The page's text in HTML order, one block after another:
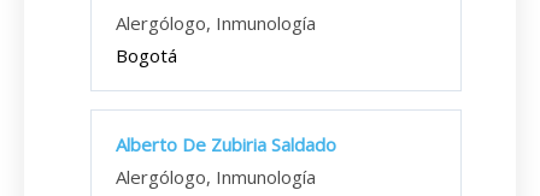
Alergólogo, Inmunología
Bogotá
Alberto De Zubiria Saldado
Alergólogo, Inmunología